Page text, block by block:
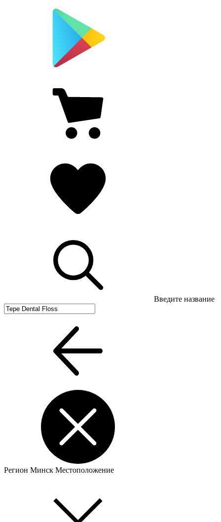
Введите название
Регион Минск Местоположение